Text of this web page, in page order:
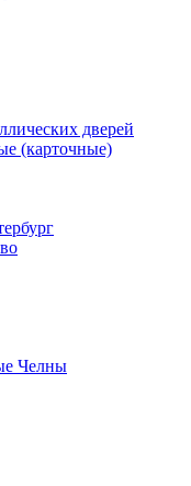
дверей
(карточные)
Челны